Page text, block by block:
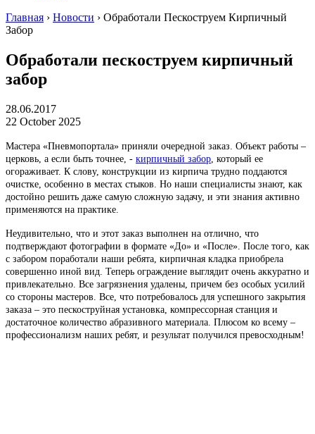
Главная › Новости › Обработали Пескоструем Кирпичный
Забор
Обработали пескоструем кирпичный
забор
28.06.2017
22 October 2025
Мастера «Пневмопортала» приняли очередной заказ. Объект работы –
церковь, а если быть точнее, - кирпичный забор , который ее
огораживает. К слову, конструкции из кирпича трудно поддаются
очистке, особенно в местах стыков. Но наши специалисты знают, как
достойно решить даже самую сложную задачу, и эти знания активно
применяются на практике.
Неудивительно, что и этот заказ выполнен на отлично, что
подтверждают фотографии в формате «До» и «После». После того, как
с забором поработали наши ребята, кирпичная кладка приобрела
совершенно иной вид. Теперь ограждение выглядит очень аккуратно и
привлекательно. Все загрязнения удалены, причем без особых усилий
со стороны мастеров. Все, что потребовалось для успешного закрытия
заказа – это пескоструйная установка, компрессорная станция и
достаточное количество абразивного материала. Плюсом ко всему –
профессионализм наших ребят, и результат получился превосходным!